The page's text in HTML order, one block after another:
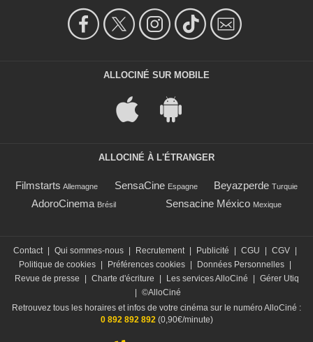
ALLOCINÉ SUR MOBILE
ALLOCINÉ À L'ÉTRANGER
Filmstarts Allemagne SensaCine Espagne Beyazperde Turquie
AdoroCinema Brésil Sensacine México Mexique
Contact | Qui sommes-nous | Recrutement | Publicité | CGU | CGV |
Politique de cookies | Préférences cookies | Données Personnelles |
Revue de presse
| Charte d'écriture | Les services AlloCiné | Gérer Utiq
| ©AlloCiné
Retrouvez tous les horaires et infos de votre cinéma sur le numéro AlloCiné :
0 892 892 892(0,90€/minute)